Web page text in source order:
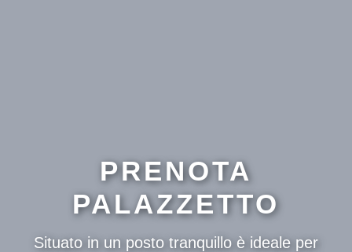
PRENOTA
PALAZZETTO
Situato in un posto tranquillo è ideale per